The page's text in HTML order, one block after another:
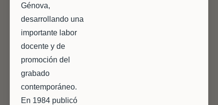
Génova,
desarrollando una
importante labor
docente y de
promoción del
grabado
contemporáneo.
En 1984 publicó